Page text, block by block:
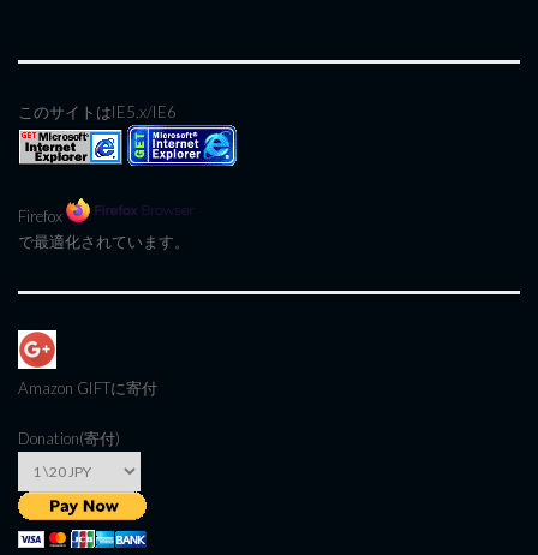
このサイトはIE5.x/IE6
Firefox
で最適化されています。
Amazon GIFTに寄付
Donation(寄付)